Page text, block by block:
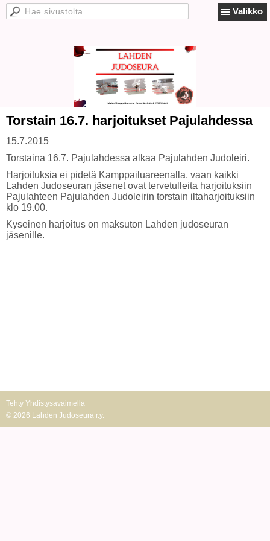
Valikko
Torstain 16.7. harjoitukset Pajulahdessa
15.7.2015
Torstaina 16.7. Pajulahdessa alkaa Pajulahden Judoleiri.
Harjoituksia ei pidetä Kamppailuareenalla, vaan kaikki
Lahden Judoseuran jäsenet ovat tervetulleita harjoituksiin
Pajulahteen Pajulahden Judoleirin torstain iltaharjoituksiin
klo 19.00.
Kyseinen harjoitus on maksuton Lahden judoseuran
jäsenille.
Tehty Yhdistysavaimella
© 2026 Lahden Judoseura r.y.